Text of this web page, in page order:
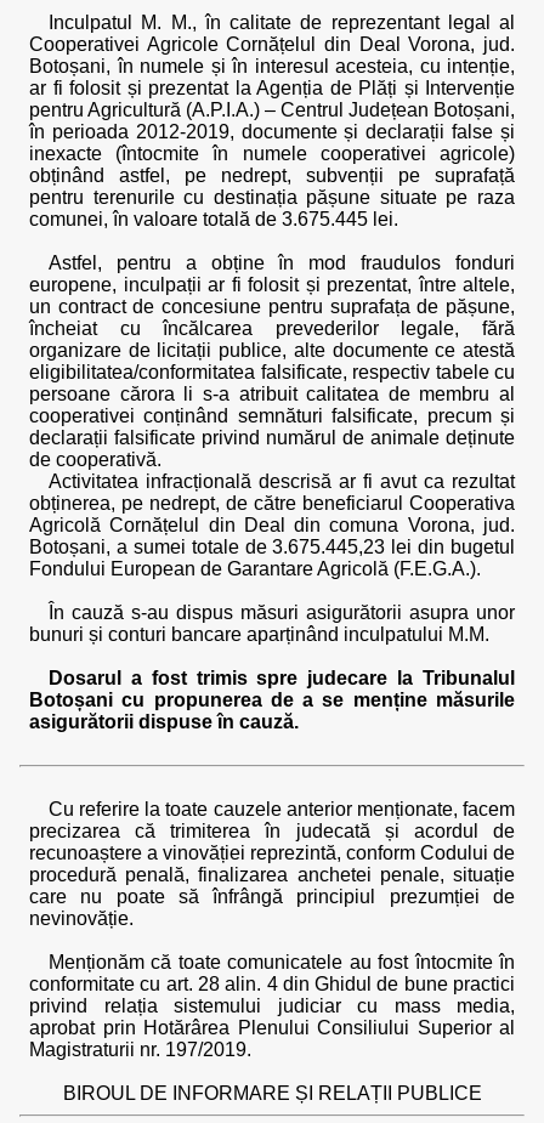
Inculpatul M. M., în calitate de reprezentant legal al
Cooperativei Agricole Cornățelul din Deal Vorona, jud.
Botoșani, în numele și în interesul acesteia, cu intenție,
ar fi folosit și prezentat la Agenția de Plăți și Intervenție
pentru Agricultură (A.P.I.A.) – Centrul Județean Botoșani,
în perioada 2012-2019, documente și declarații false și
inexacte (întocmite în numele cooperativei agricole)
obținând astfel, pe nedrept, subvenții pe suprafață
pentru terenurile cu destinația pășune situate pe raza
comunei, în valoare totală de 3.675.445 lei.
Astfel, pentru a obține în mod fraudulos fonduri
europene, inculpații ar fi folosit și prezentat, între altele,
un contract de concesiune pentru suprafața de pășune,
încheiat cu încălcarea prevederilor legale, fără
organizare de licitații publice, alte documente ce atestă
eligibilitatea/conformitatea falsificate, respectiv tabele cu
persoane cărora li s-a atribuit calitatea de membru al
cooperativei conținând semnături falsificate, precum și
declarații falsificate privind numărul de animale deținute
de cooperativă.
Activitatea infracțională descrisă ar fi avut ca rezultat
obținerea, pe nedrept, de către beneficiarul Cooperativa
Agricolă Cornățelul din Deal din comuna Vorona, jud.
Botoșani, a sumei totale de 3.675.445,23‬ lei din bugetul
Fondului European de Garantare Agricolă (F.E.G.A.).
În cauză s-au dispus măsuri asigurătorii asupra unor
bunuri și conturi bancare aparținând inculpatului M.M.
Dosarul a fost trimis spre judecare la Tribunalul
Botoșani cu propunerea de a se menține măsurile
asigurătorii dispuse în cauză.
Cu referire la toate cauzele anterior menționate, facem
precizarea că trimiterea în judecată și acordul de
recunoaștere a vinovăției reprezintă, conform Codului de
procedură penală, finalizarea anchetei penale, situație
care nu poate să înfrângă principiul prezumției de
nevinovăție.
Menționăm că toate comunicatele au fost întocmite în
conformitate cu art. 28 alin. 4 din Ghidul de bune practici
privind relația sistemului judiciar cu mass media,
aprobat prin Hotărârea Plenului Consiliului Superior al
Magistraturii nr. 197/2019.
BIROUL DE INFORMARE ȘI RELAȚII PUBLICE